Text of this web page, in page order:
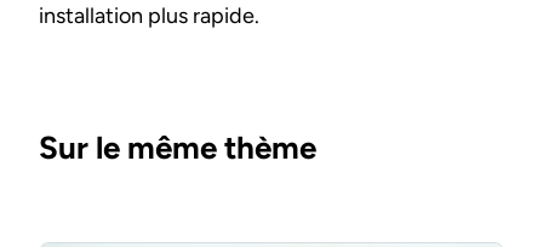
installation plus rapide.
Sur le même thème